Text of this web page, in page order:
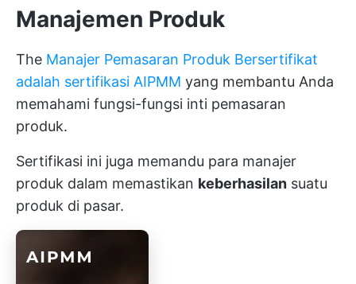
Manajemen Produk
The Manajer Pemasaran Produk Bersertifikat
adalah sertifikasi AIPMM yang membantu Anda
memahami fungsi-fungsi inti pemasaran
produk.
Sertifikasi ini juga memandu para manajer
produk dalam memastikan keberhasilan suatu
produk di pasar.